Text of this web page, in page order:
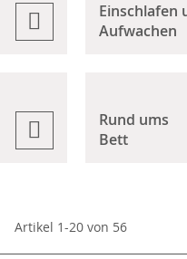
Einschlafen
Aufwachen
Rund ums
Bett
Artikel 1-20 von 56